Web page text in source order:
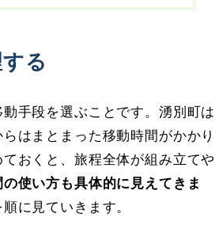
る
手段を選ぶことです。湧別町は
はまとまった移動時間がかかり
おくと、旅程全体が組み立てや
使い方も具体的に見えてきま
に見ていきます。